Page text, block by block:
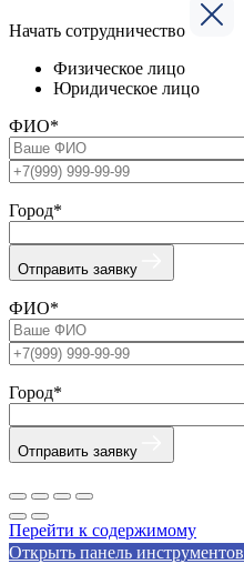
Начать сотрудничество
Физическое лицо
Юридическое лицо
ФИО*
Город*
Отправить заявку
ФИО*
Город*
Отправить заявку
Перейти к содержимому
Открыть панель инструментов